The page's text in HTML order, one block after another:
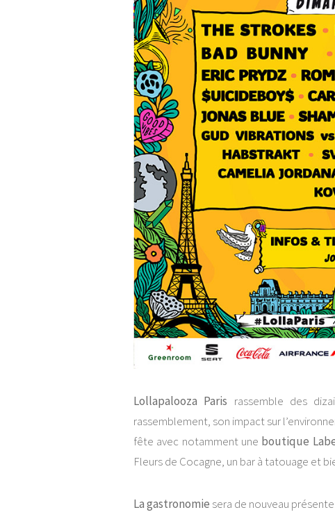
Lollapalooza Paris rassemble des
rassemblement, son impact sur
fête avec notamment une boutique
Fleurs de Cocagne, un bar à tatouage et
La gastronomie sera de nouveau